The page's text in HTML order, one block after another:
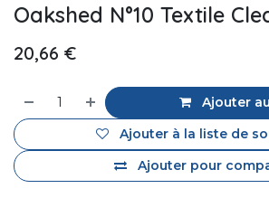
Oakshed N°10 Textile
20,66 €
Ajouter
Ajouter pour
Ajouter à la liste de